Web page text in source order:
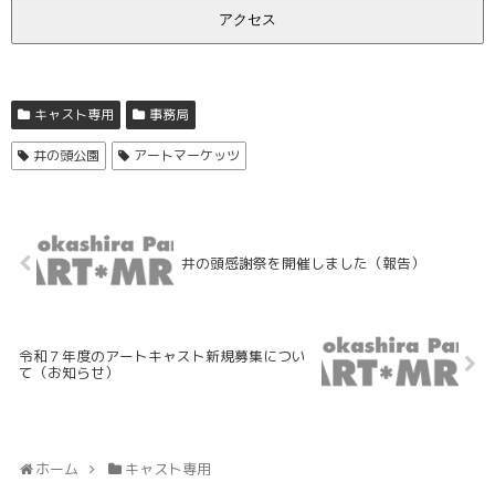
キャスト専用 事務局
井の頭公園 アートマーケッツ
井の頭感謝祭を開催しました（報告）
令和７年度のアートキャスト新規募集につい
て（お知らせ）
ホーム キャスト専用